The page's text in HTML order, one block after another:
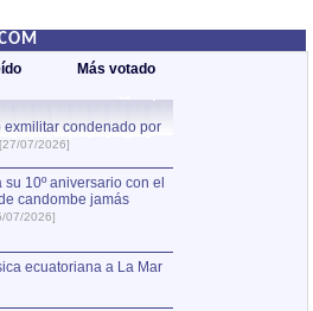
Más votado
condenado por
[27/07/2026]
10º aniversario con el
candombe jamás
07/2026]
ecuatoriana a La Mar